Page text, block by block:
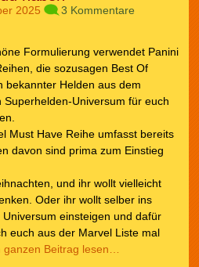
2025 3 Kommentare
Formulierung verwendet Panini
die sozusagen Best Of
bekannter Helden aus dem
Superhelden-Universum für euch
Must Have Reihe umfasst bereits
davon sind prima zum Einstieg
und ihr wollt vielleicht
Oder ihr wollt selber ins
einsteigen und dafür
euch aus der Marvel Liste mal
ganzen Beitrag lesen…